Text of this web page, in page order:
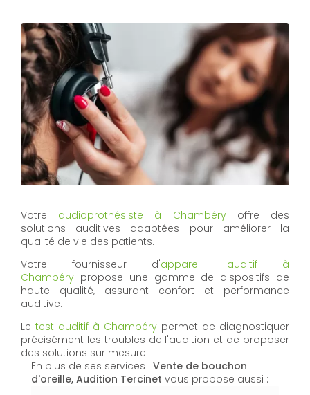
Votre audioprothésiste à Chambéryoffre des
solutions auditives adaptées pour améliorer la
qualité de vie des patients.
Votre fournisseur d'appareil auditif à
Chambéry propose une gamme de dispositifs de
haute qualité, assurant confort et performance
auditive.
Le test auditif à Chambéry permet de diagnostiquer
précisément les troubles de l'audition et de proposer
des solutions sur mesure.
En plus de ses services : Vente de bouchon
d'oreille, Audition Tercinet vous propose aussi :